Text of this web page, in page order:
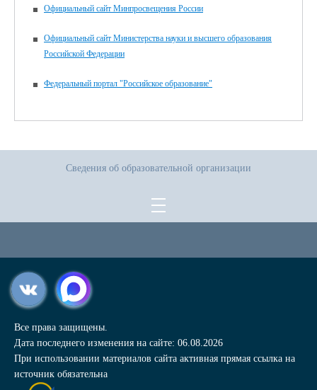
Официальный сайт Минпросвещения России
Официальный сайт Министерства науки и высшего образования
Российской Федерации
Федеральный портал "Российское образование"
Сведения об образовательной организации
Все права защищены.
Дата последнего изменения на сайте: 06.08.2026
При использовании материалов сайта активная прямая ссылка на
источник обязательна